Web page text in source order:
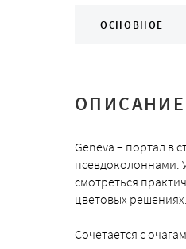
ОСНОВНОЕ
ОПИСАНИЕ
Geneva – портал в
псевдоколоннами.
смотреться
цветовых решениях.
Сочетается с